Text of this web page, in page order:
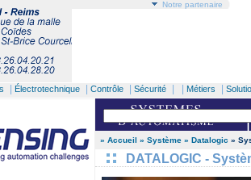
Notre partenaire
Électrotechnique Contrôle Sécurité Métiers
» Accueil » Système » Datalogic »
DATALOGIC -